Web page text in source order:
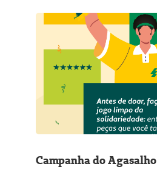
Campanha do Agasalho